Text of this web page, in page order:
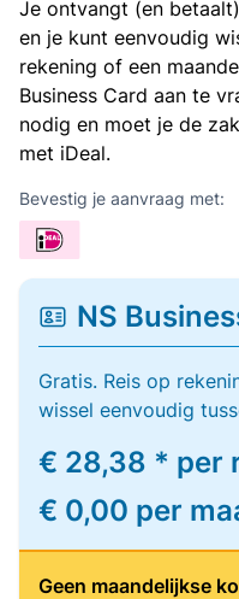
Je ontvangt (en
en je kunt eenvoudig
rekening of een
Business Card aan te
nodig en moet je de
met iDeal.
Bevestig je aanvraag met:
NS
Gratis. Reis op
wissel eenvoudig
€ 28,38 * per
€ 0,00 per
Geen maandelijkse